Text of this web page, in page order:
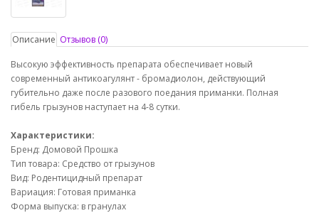
Описание Отзывов (0)
Высокую эффективность препарата обеспечивает новый
современный антикоагулянт - бромадиолон, действующий
губительно даже после разового поедания приманки. Полная
гибель грызунов наступает на 4-8 сутки.
Характеристики:
Бренд: Домовой Прошка
Тип товара: Средство от грызунов
Вид: Родентицидный препарат
Вариация: Готовая приманка
Форма выпуска: в гранулах